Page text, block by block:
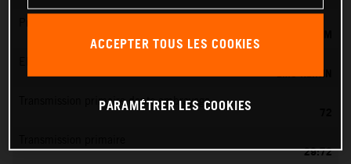
KEIHIN EFI, CORPS DE PAPILLON 42 MM
EMS KEIHIN
Transmission primaire dents embrayage
29:72
ACCEPTER TOUS LES COOKIES
PARAMÉTRER LES COOKIES